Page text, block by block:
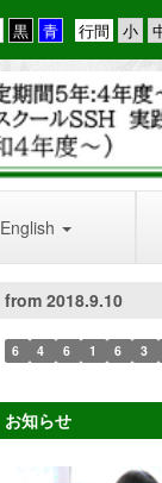
行間
English
from 2018.9.10
6 4 6 1 6 3
お知らせ